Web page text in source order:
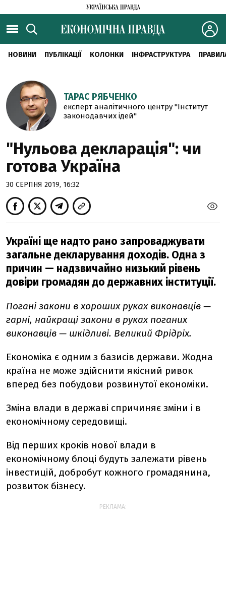
НОВИНИ ПУБЛІКАЦІЇ КОЛОНКИ ІНФРАСТРУКТУРА
ТАРАС РЯБЧЕНКО
експерт аналітичного центру "Інститут
законодавчих ідей"
"Нульова декларація": чи
готова Україна
30 СЕРПНЯ 2019, 16:32
Україні ще надто рано запроваджувати
загальне декларування доходів. Одна з
причин — надзвичайно низький рівень
довіри громадян до державних інституції.
Погані закони в хороших руках виконавців —
гарні, найкращі закони в руках поганих
виконавців — шкідливі. Великий Фрідріх.
Економіка є одним з базисів держави. Жодна
країна не може здійснити якісний ривок
вперед без побудови розвинутої економіки.
Зміна влади в державі спричиняє зміни і в
економічному середовищі.
Від перших кроків нової влади в
економічному блоці будуть залежати рівень
інвестицій, добробут кожного громадянина,
розвиток бізнесу.
РЕКЛАМА: